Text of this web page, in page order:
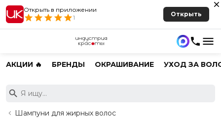
Открыть в приложении
1
Открыть
АКЦИИ 🔥 БРЕНДЫ ОКРАШИВАНИЕ УХОД ЗА
Шампуни для жирных волос